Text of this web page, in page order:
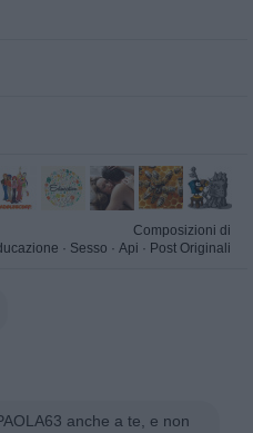
Composizioni di
· Sesso · Api · Post Originali
anche a te, e non